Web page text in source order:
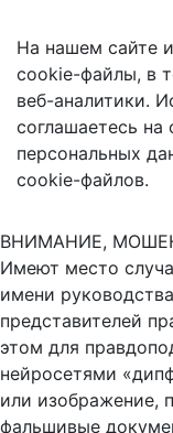
На нашем сайте
cookie-файлы, в
веб-аналитики.
соглашаетесь на
персональных
cookie-файлов.
ВНИМАНИЕ,
Имеют место
имени
представителей
этом для
нейросетями
или изображение,
фальшивые